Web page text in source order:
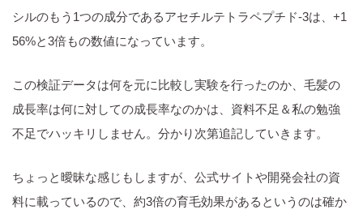
シルのもう1つの成分であるアセチルテトラペプチド-3は、+1
56%と3倍もの数値になっています。
この検証データは何を元に比較し実験を行ったのか、毛髪の
成長率は何に対しての成長率なのかは、資料不足＆私の勉強
不足でハッキリしません。分かり次第追記していきます。
ちょっと曖昧な感じもしますが、公式サイトや開発会社の資
料に載っているので、約3倍の育毛効果があるというのは確か